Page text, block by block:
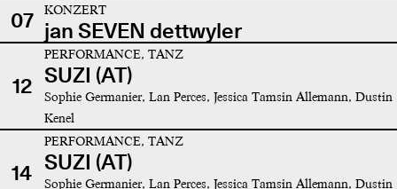
07
KONZERT
jan SEVEN dettwyler
12
PERFORMANCE, TANZ
SUZI (AT)
Sophie Germanier, Lan Perces, Jessica Tamsin Allemann, Dustin
Kenel
14
PERFORMANCE, TANZ
SUZI (AT)
Sophie Germanier, Lan Perces, Jessica Tamsin Allemann, Dustin